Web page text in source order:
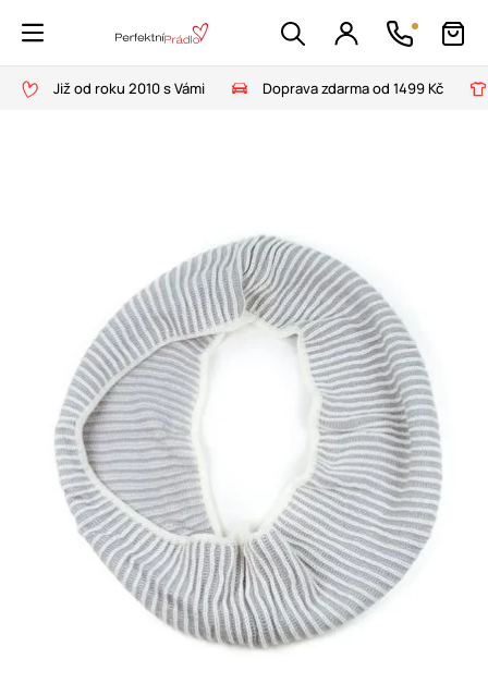
Již od roku 2010 s Vámi Doprava zdarma od 1499 Kč